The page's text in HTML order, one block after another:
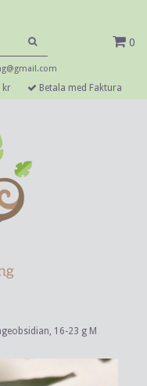
0
kr Betala med Faktura
16-23 g M